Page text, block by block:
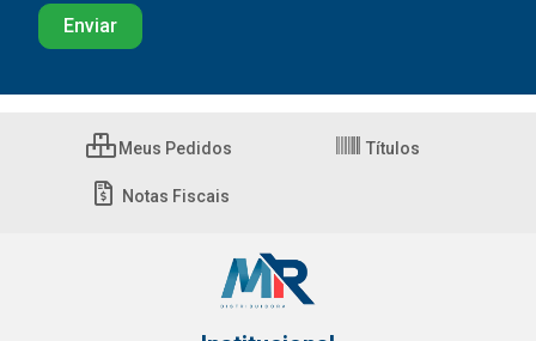
Meus Pedidos Títulos
Notas Fiscais